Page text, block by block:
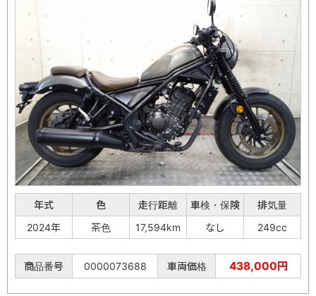
年式 色 走行距離 車検・保険
排気量
2024年
茶色 17,594km なし 249cc
商品番号 0000073688 車両価格 438,000円